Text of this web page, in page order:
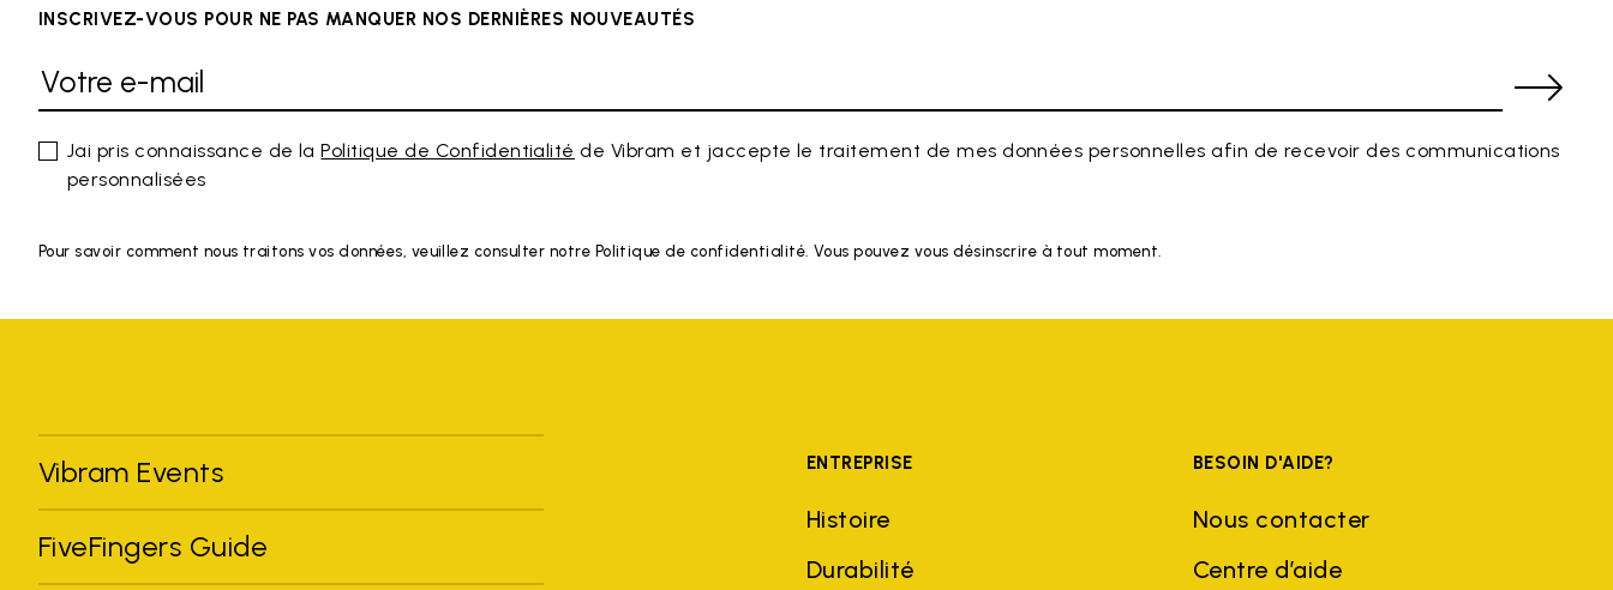
INSCRIVEZ-VOUS POUR NE PAS MANQUER NOS DERNIÈRES NOUVEAUTÉS
Jai pris connaissance de laPolitique de Confidentialité de Vibram et jaccepte le traitement de mes données personnelles afin de recevoir des communications
personnalisées
Pour savoir comment nous traitons vos données, veuillez consulter notre Politique de confidentialité. Vous pouvez vous désinscrire à tout moment.
Vibram Events
FiveFingers Guide
ENTREPRISE
Histoire
Durabilité
BESOIN D'AIDE?
Nous contacter
Centre d’aide